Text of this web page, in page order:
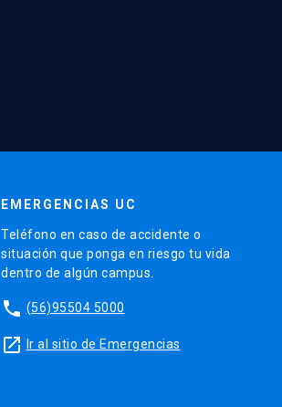
EMERGENCIAS UC
Teléfono en caso de accidente o
situación que ponga en riesgo tu vida
dentro de algún campus.
phone (56)95504 5000
launch Ir al sitio de Emergencias